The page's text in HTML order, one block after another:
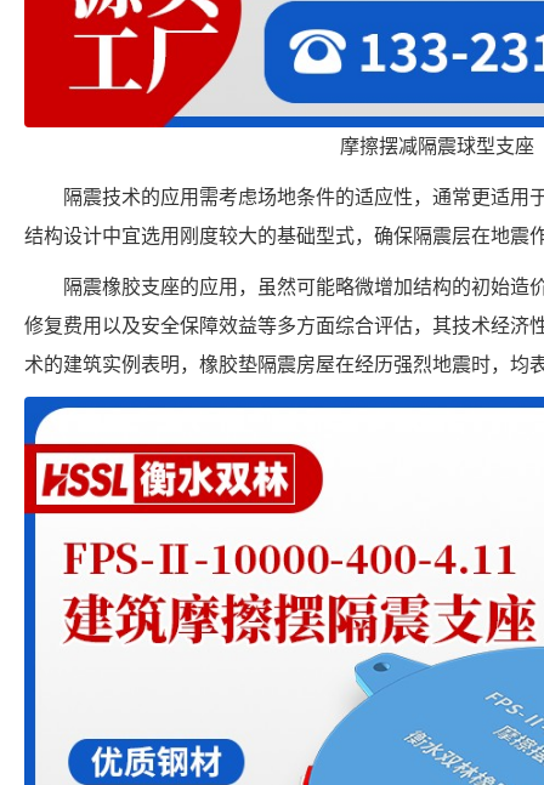
摩擦摆减隔震球型支座
隔震技术的应用需考虑场地条件的适应性，通常更适用
结构设计中宜选用刚度较大的基础型式，确保隔震层在地震
隔震橡胶支座的应用，虽然可能略微增加结构的初始造
修复费用以及安全保障效益等多方面综合评估，其技术经济
术的建筑实例表明，橡胶垫隔震房屋在经历强烈地震时，均